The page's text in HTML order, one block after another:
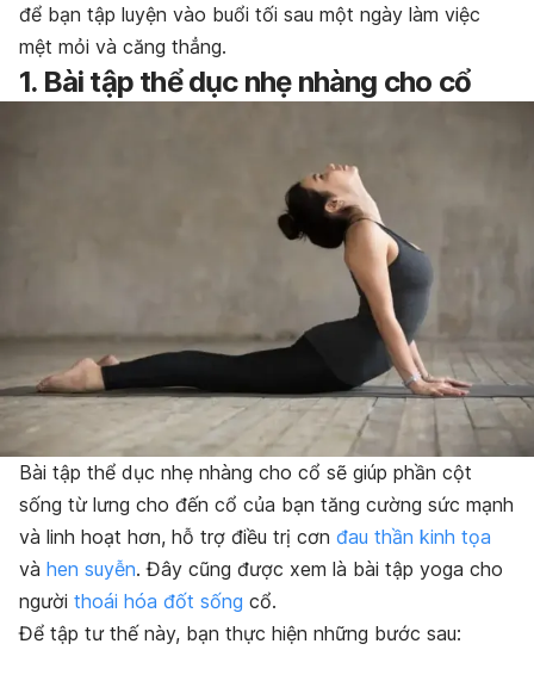
để bạn tập luyện vào buổi tối sau một ngày làm việc
mệt mỏi và căng thẳng.
1. Bài tập thể dục nhẹ nhàng cho cổ
Bài tập thể dục nhẹ nhàng cho cổ sẽ giúp phần cột
sống từ lưng cho đến cổ của bạn tăng cường sức mạnh
và linh hoạt hơn, hỗ trợ điều trị cơn đau thần kinh tọa
và hen suyễn. Đây cũng được xem là bài tập yoga cho
người thoái hóa đốt sống cổ.
Để tập tư thế này, bạn thực hiện những bước sau: